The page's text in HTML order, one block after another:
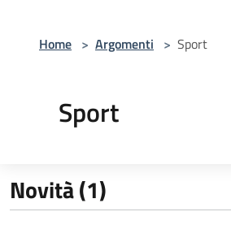
Home > Argomenti > Sport
Sport
Novità (1)